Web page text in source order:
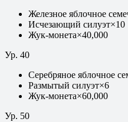
Железное яблочное
Исчезающий силуэт×10
Жук-монета×40,000
Ур. 40
Серебряное яблочное
Размытый силуэт×6
Жук-монета×60,000
Ур. 50